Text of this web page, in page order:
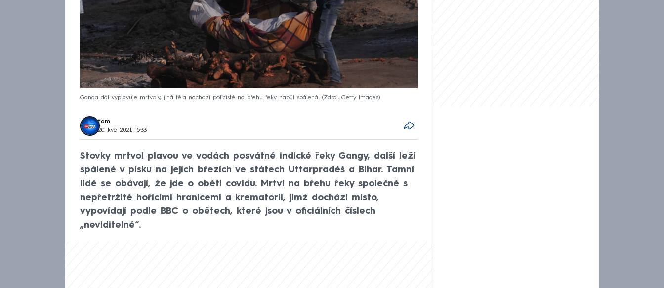
Ganga dál vyplavuje mrtvoly, jiná těla nachází policisté na břehu řeky napůl spálená. Zdroj: Getty Images
tom
20. kvě 2021, 15:33
Stovky mrtvol plavou ve vodách posvátné indické řeky Gangy, další leží
spálené v písku na jejích březích ve státech Uttarpradéš a Bihar. Tamní
lidé se obávají, že jde o oběti covidu. Mrtví na břehu řeky společně s
nepřetržitě hořícími hranicemi a krematorii, jimž dochází místo,
vypovídají podle BBC o obětech, které jsou v oficiálních číslech
„neviditelné“.